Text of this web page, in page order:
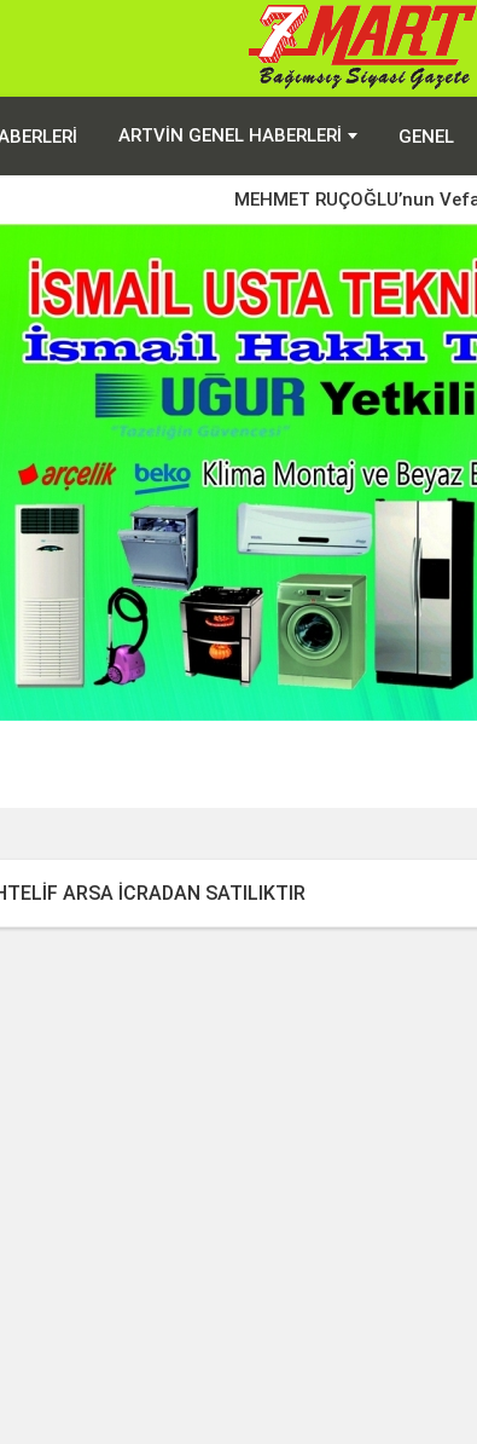
ARTVIN GENEL HABERLERI GENEL
MEHMET RUÇOĞLU’nun
ARSA ICRADAN SATILIKTIR